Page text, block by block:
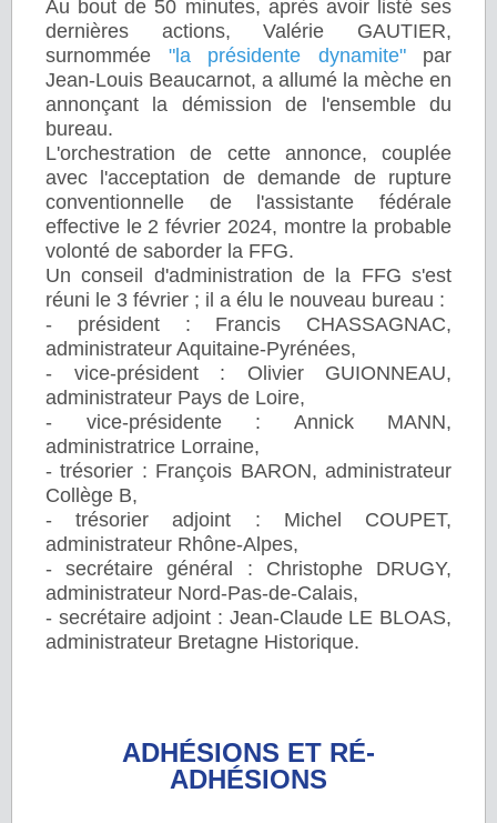
Au bout de 50 minutes, après avoir listé ses
dernières actions, Valérie GAUTIER,
surnommée "la présidente dynamite"par
Jean-Louis Beaucarnot, a allumé la mèche en
annonçant la démission de l'ensemble du
bureau.
L'orchestration de cette annonce, couplée
avec l'acceptation de demande de rupture
conventionnelle de l'assistante fédérale
effective le 2 février 2024, montre la probable
volonté de saborder la FFG.
Un conseil d'administration de la FFG s'est
réuni le 3 février ; il a élu le nouveau bureau :
- président : Francis CHASSAGNAC,
administrateur Aquitaine-Pyrénées,
- vice-président : Olivier GUIONNEAU,
administrateur Pays de Loire,
- vice-présidente : Annick MANN,
administratrice Lorraine,
- trésorier : François BARON, administrateur
Collège B,
- trésorier adjoint : Michel COUPET,
administrateur Rhône-Alpes,
- secrétaire général : Christophe DRUGY,
administrateur Nord-Pas-de-Calais,
- secrétaire adjoint : Jean-Claude LE BLOAS,
administrateur Bretagne Historique.
ADHÉSIONS ET RÉ-
ADHÉSIONS